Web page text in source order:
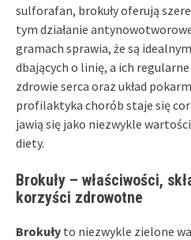
sulforafan, brokuły oferują
tym działanie
gramach sprawia, że są
dbających o linię, a ich
zdrowie serca oraz układ
profilaktyka chorób staje się
jawią się jako niezwykle
diety.
Brokuły – właściwości,
korzyści zdrowotne
Brokuły to niezwykle zielone